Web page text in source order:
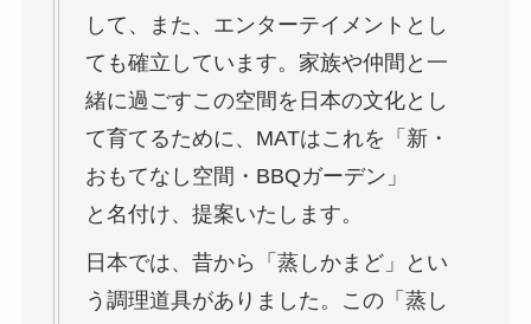
して、また、エンターテイメントとし
ても確立しています。家族や仲間と一
緒に過ごすこの空間を日本の文化とし
て育てるために、MATはこれを「新・
おもてなし空間・BBQガーデン」
と名付け、提案いたします。
日本では、昔から「蒸しかまど」とい
う調理道具がありました。この「蒸し